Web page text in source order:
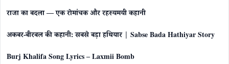
राजा का बदला — एक रोमांचक और रहस्यमयी कहानी
अकबर-बीरबल की कहानी: सबसे बड़ा हथियार | Sabse Bada Hathiyar Story
Burj Khalifa Song Lyrics – Laxmii Bomb